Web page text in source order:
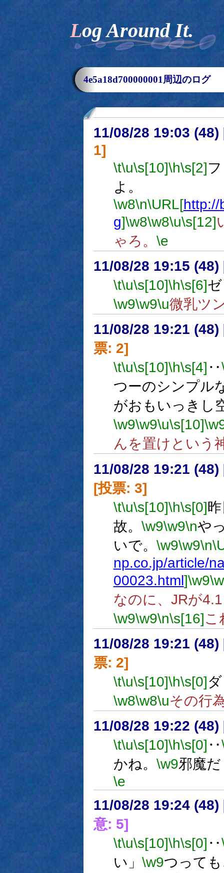
Log Around It.
4e5a18d700000001周辺のログ
11/08/28 19:03 (48)
1]
\t\u\s[10]\h\s[2]
よ。
\w8\n\URL[http://
g]\w8\w8\u\s[12]
ゃろ。 \e
11/08/28 19:15 (48)
\t\u\s[10]\h\s[6]
\w9\w9\u微乳ツ
11/08/28 19:21 (48)
票: 2]
\t\u\s[10]\h\s[4] ‥
つーのシンプル
がおもいっきし
\w9\w9\u\s[10]
んを置けという
11/08/28 19:21 (48)
[投票: 3]
\t\u\s[10]\h\s[0]
故。 \w9\w9\nや
いで。 \w9\w9\n
np.co.jp/article/
00023.html]\w9
なのに、JRが
\w9\w9\n\s[16]こ
11/08/28 19:21 (48)
票: 2]
\t\u\s[10]\h\s[0]
\w8\w8\uその行
11/08/28 19:22 (48)
\t\u\s[10]\h\s[0] ‥
かね。 \w9邪魔
\e
11/08/28 19:24 (48)
意: 5]
\t\u\s[10]\h\s[0] ‥
い」 \w9つって